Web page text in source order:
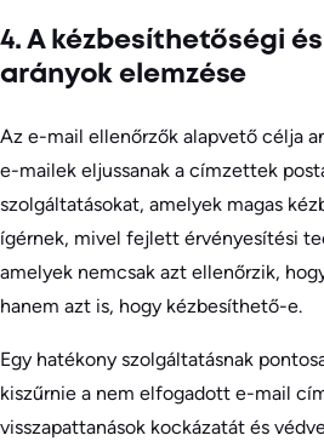
4. A kézbesíthetőségi
arányok elemzése
Az e-mail ellenőrzők alapvető célja
e-mailek eljussanak a címzettek
szolgáltatásokat, amelyek magas
ígérnek, mivel fejlett érvényesítési
amelyek nemcsak azt ellenőrzik,
hanem azt is, hogy kézbesíthető-e.
Egy hatékony szolgáltatásnak
kiszűrnie a nem elfogadott e-mail
visszapattanások kockázatát és